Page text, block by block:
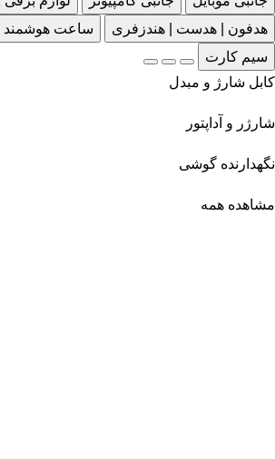
هدفون | هدست | هندزفری
ساعت هوشمند
سیم کارت
کابل شارژ و مبدل
شارژر و آداپتور
نگهدارنده گوشی
مشاهده همه